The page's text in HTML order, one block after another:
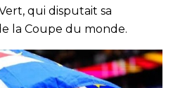
qui disputait sa
la Coupe du monde.